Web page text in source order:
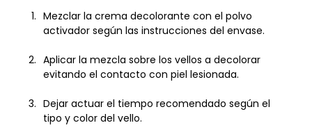
Mezclar la crema decolorante con el polvo
activador según las instrucciones del envase.
Aplicar la mezcla sobre los vellos a decolorar
evitando el contacto con piel lesionada.
Dejar actuar el tiempo recomendado según el
tipo y color del vello.